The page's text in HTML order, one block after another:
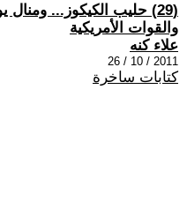
(29) حليب الكيكوز...
والقوات الأمريكية
علاء كنه
2011 / 10 / 26
كتابات ساخرة